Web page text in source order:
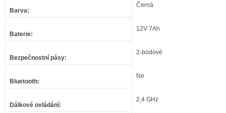
Barva:
Černá
Baterie:
12V 7Ah
Bezpečnostní pásy:
2-bodové
Bluetooth:
Ne
Dálkové ovládání:
2,4 GHz